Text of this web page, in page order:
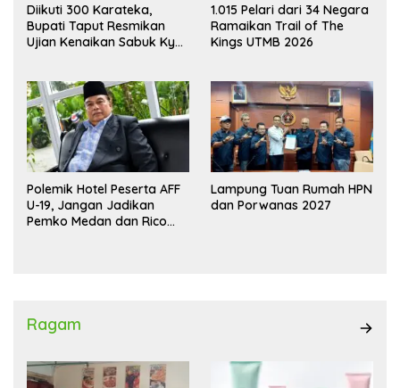
Diikuti 300 Karateka,
Bupati Taput Resmikan
Ujian Kenaikan Sabuk Kyu
1.015 Pelari dari 34 Negara
Ramaikan Trail of The
Kings UTMB 2026
Polemik Hotel Peserta AFF
U-19, Jangan Jadikan
Pemko Medan dan Rico
Lampung Tuan Rumah HPN
dan Porwanas 2027
Ragam